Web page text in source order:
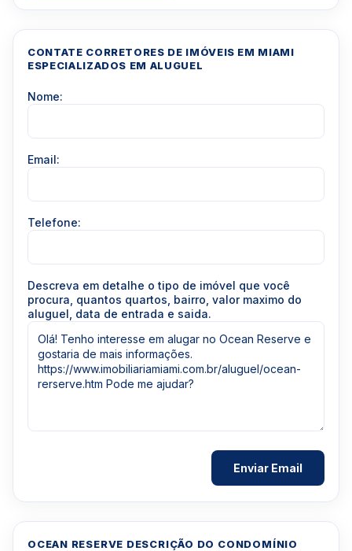
OCEAN RESERVE DESCRIÇÃO DO CONDOMÍNIO
CONTATE CORRETORES DE IMÓVEIS EM MIAMI
ESPECIALIZADOS EM ALUGUEL
Nome:
Email:
Telefone:
Descreva em detalhe o tipo de imóvel que você
procura, quantos quartos, bairro, valor maximo do
aluguel, data de entrada e saida.